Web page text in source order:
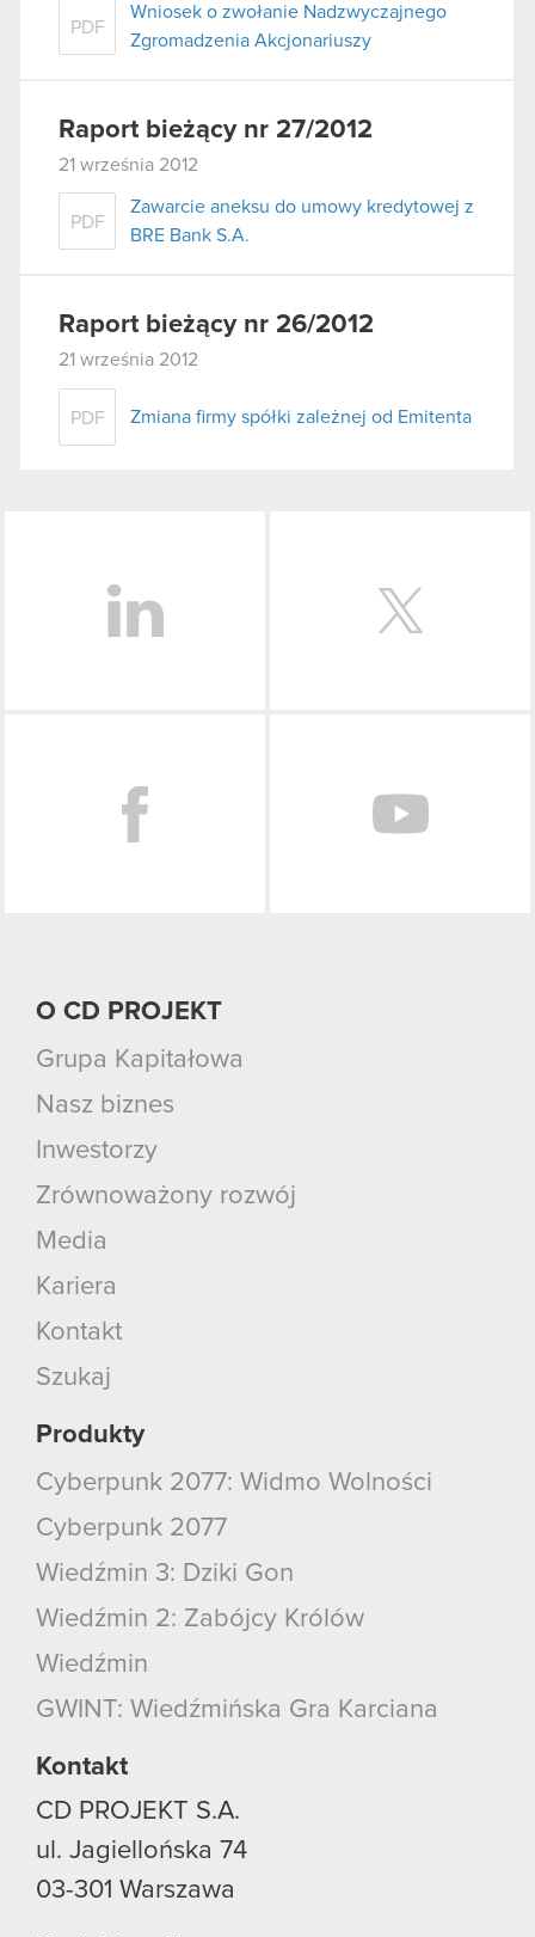
PDF
Wniosek o zwołanie Nadzwyczajnego
Zgromadzenia Akcjonariuszy
Raport bieżący nr 27/2012
21 września 2012
PDF
Zawarcie aneksu do umowy kredytowej z
BRE Bank S.A.
Raport bieżący nr 26/2012
21 września 2012
PDF Zmiana firmy spółki zależnej od Emitenta
O CD PROJEKT
Grupa Kapitałowa
Nasz biznes
Inwestorzy
Zrównoważony rozwój
Media
Kariera
Kontakt
Szukaj
Produkty
Cyberpunk 2077: Widmo Wolności
Cyberpunk 2077
Wiedźmin 3: Dziki Gon
Wiedźmin 2: Zabójcy Królów
Wiedźmin
GWINT: Wiedźmińska Gra Karciana
Kontakt
CD PROJEKT S.A.
ul. Jagiellońska 74
03-301 Warszawa